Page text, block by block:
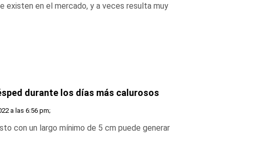
existen en el mercado, y a veces resulta muy
durante los días más calurosos
a las 6:56 pm;
con un largo mínimo de 5 cm puede generar